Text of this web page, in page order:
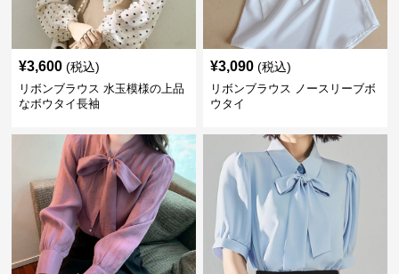
¥3,600 (税込)
リボンブラウス 水玉模様の上品
なボウタイ長袖
¥3,090 (税込)
リボンブラウス ノースリーブボ
ウタイ